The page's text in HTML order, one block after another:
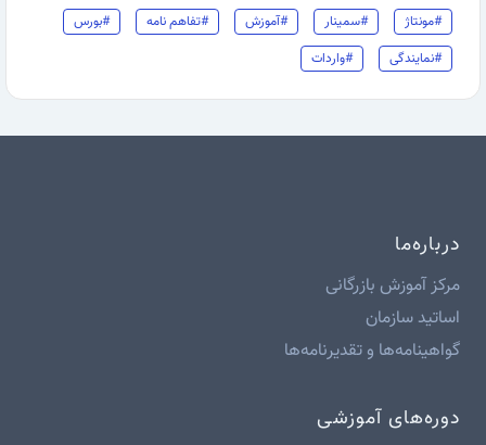
#مونتاژ
#سمینار #آموزش #تفاهم نامه
#بورس
#نمایندگی
#واردات
درباره‌ما
مرکز آموزش بازرگانی
اساتید سازمان
گواهینامه‌ها و تقدیرنامه‌ها
دوره‌های آموزشی